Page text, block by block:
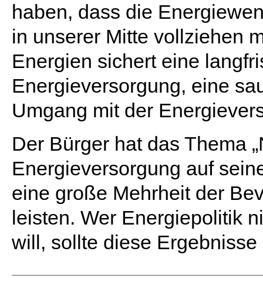
haben, dass die
in unserer Mitte vollziehen
Energien sichert eine
Energieversorgung, eine
Umgang mit der
Der Bürger hat das Thema
Energieversorgung auf
eine große Mehrheit der
leisten. Wer Energiepolitik
will, sollte diese